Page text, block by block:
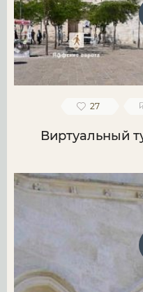
27
Виртуальный